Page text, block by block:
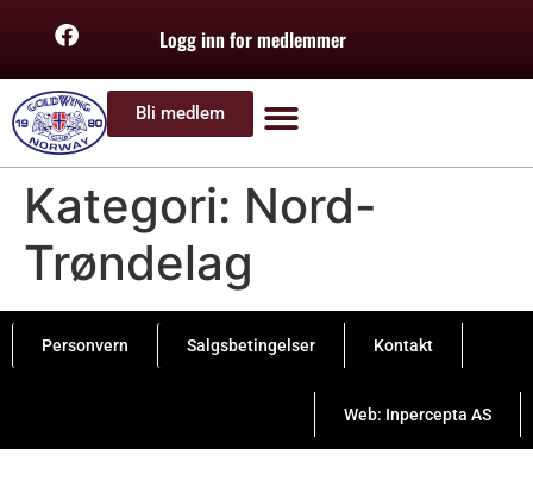
Logg inn for medlemmer
Bli medlem
Kategori: Nord-
Trøndelag
Personvern Salgsbetingelser Kontakt
Web: Inpercepta AS